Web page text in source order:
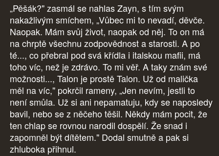
„Pěšák?" zasmál se nahlas Zayn, s tím svým
nakažlivým smíchem, „Vůbec mi to nevadí, děvče.
Naopak. Mám svůj život, naopak od něj. To on má
na chrptě všechnu zodpovědnost a starosti. A po
té..., co přebral pod svá křídla i italskou mafii, má
toho víc, než je zdrávo. To mi věř. A taky znám své
možnosti..., Talon je prostě Talon. Už od malička
měl na víc," pokrčil rameny, „Jen nevím, jestli to
není smůla. Už si ani nepamatuju, kdy se naposledy
bavil, nebo se z něčeho těšil. Někdy mám pocit, že
ten chlap se rovnou narodil dospělí. Že snad i
zapomněl být dítětem." Dodal smutně a pak si
zhluboka přihnul.